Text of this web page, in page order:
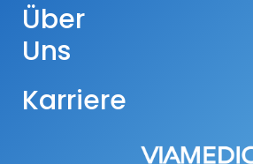
Über
Uns
Karriere